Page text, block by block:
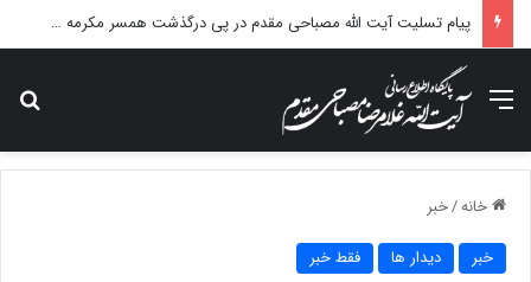
پیام تسلیت آیت الله مصباحی مقدم در پی درگذشت همسر مکرمه حضرت آیت‌الله العظمی سیستانی.
منو
خانه/خبر
خبر دیدار ها فقط خبر